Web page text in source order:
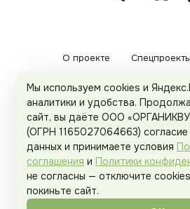
О проекте Спецпроекты
Рекламодателям Политика
Пользовательское
Organicwoman.ru .
Мы используем cookies и
аналитики и удобства.
сайт, вы даёте ООО
(ОГРН 1165027064663) согласие
данных и принимаете условия
соглашения и Политики
не согласны — отключите
покиньте сайт.